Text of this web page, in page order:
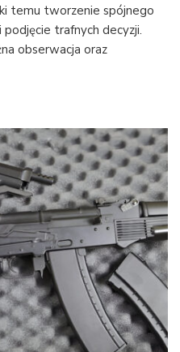
temu tworzenie spójnego
trafnych decyzji.
obserwacja oraz